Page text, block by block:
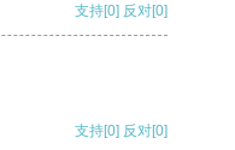
支持[0] 反对[0]
支持[0] 反对[0]